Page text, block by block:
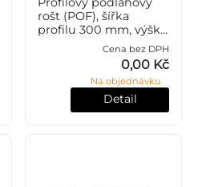
rošt (POF), šířka
profilu 300 mm, výška
50 mm, síla 2,5 mm,
ocel S235JR (ST37.2
nebo také ČSN 11373) v
povrchové úpravě
Cena bez DPH
0,00 Kč
Na objednávku
Detail